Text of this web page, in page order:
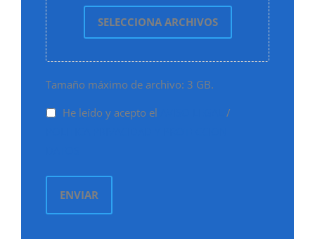
SELECCIONA ARCHIVOS
Tamaño máximo de archivo: 3 GB.
He leído y acepto el
/